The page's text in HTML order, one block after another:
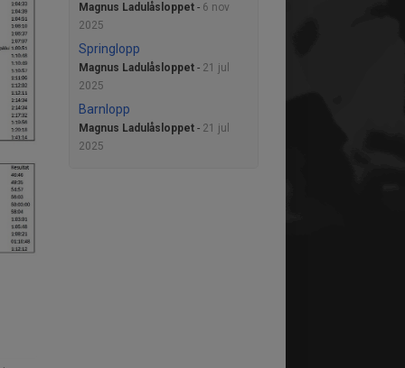
Magnus Ladulåsloppet - 6 nov
2025
Springlopp
Magnus Ladulåsloppet - 21 jul
2025
Barnlopp
Magnus Ladulåsloppet - 21 jul
2025